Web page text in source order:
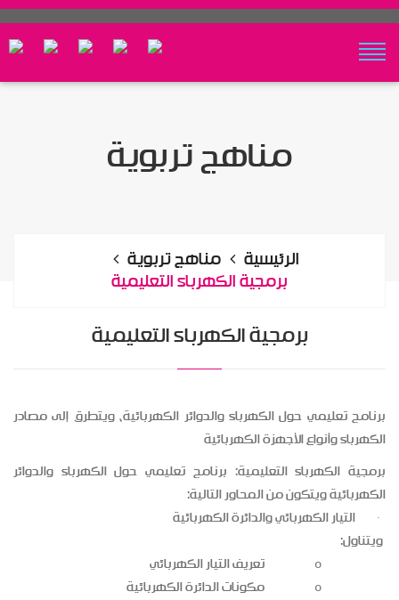
مناهج تربوية
الرئيسية
مناهج تربوية
برمجية الكهرباء التعليمية
برمجية الكهرباء التعليمية
برنامج تعليمي حول الكهرباء والدوائر الكهربائية، ويتطرق إلى مصادر
الكهرباء وأنواع الأجهزة الكهربائية
برمجية الكهرباء التعليمية: برنامج تعليمي حول الكهرباء والدوائر
الكهربائية ويتكون من المحاور التالية:
· التيار الكهربائي والدائرة الكهربائية
ويتناول:
o تعريف التيار الكهربائي
o مكونات الدائرة الكهربائية